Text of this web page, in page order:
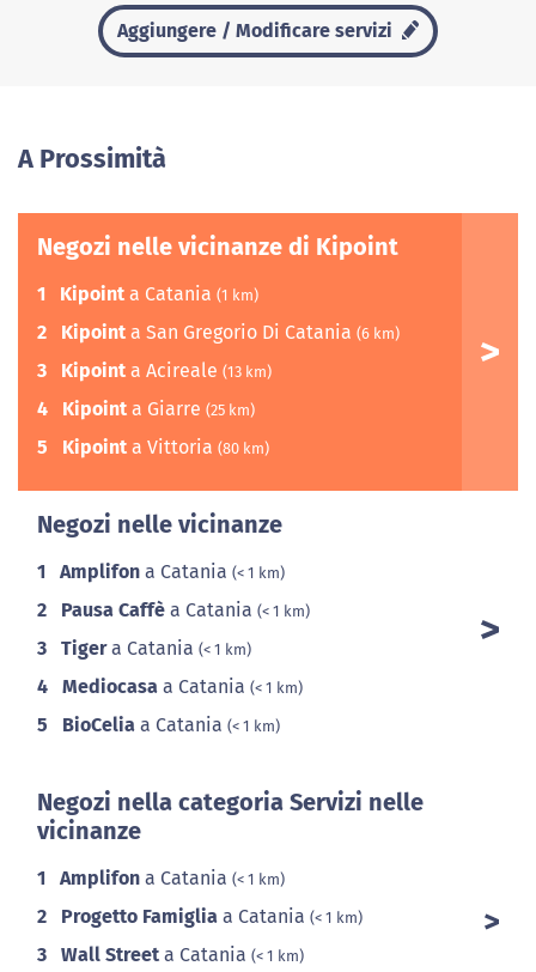
Aggiungere / Modificare servizi
A Prossimità
Negozi nelle vicinanze di Kipoint
1 Kipoint a Catania (1 km)
2 Kipoint a San Gregorio Di Catania (6 km)
3 Kipoint a Acireale (13 km)
4 Kipoint a Giarre (25 km)
5 Kipoint a Vittoria (80 km)
Negozi nelle vicinanze
1 Amplifon a Catania (< 1 km)
2 Pausa Caffè a Catania (< 1 km)
3 Tigera Catania (< 1 km)
4 Mediocasa a Catania (< 1 km)
5 BioCelia a Catania (< 1 km)
Negozi nella categoria Servizi nelle
vicinanze
1 Amplifon a Catania (< 1 km)
2 Progetto Famiglia a Catania (< 1 km)
3 Wall Street a Catania (< 1 km)